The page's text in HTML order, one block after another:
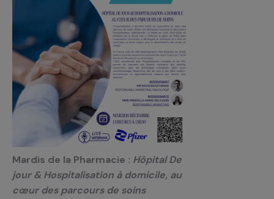
Mardis de la Pharmacie : Hôpital De
jour & Hospitalisation à domicile, au
cœur des parcours de soins